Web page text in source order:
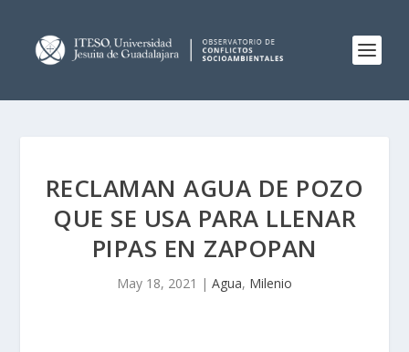
RECLAMAN AGUA DE POZO
QUE SE USA PARA LLENAR
PIPAS EN ZAPOPAN
May 18, 2021 | Agua, Milenio